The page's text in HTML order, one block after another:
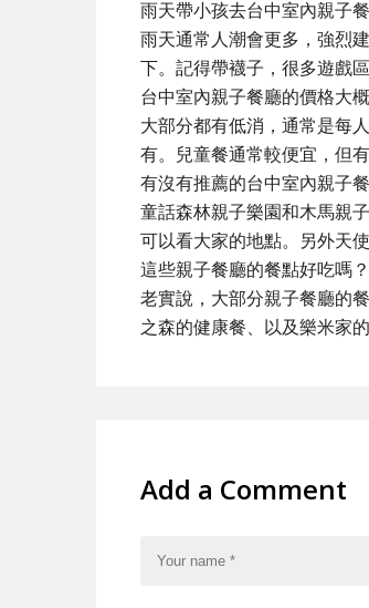
雨天帶小孩去台中室內親子
雨天通常人潮會更多，強烈
下。記得帶襪子，很多遊戲
台中室內親子餐廳的價格大
大部分都有低消，通常是每
有。兒童餐通常較便宜，但
有沒有推薦的台中室內親子
童話森林親子樂園和木馬親
可以看大家的地點。另外天
這些親子餐廳的餐點好吃嗎
老實說，大部分親子餐廳的
之森的健康餐、以及樂米家
Add a Comment